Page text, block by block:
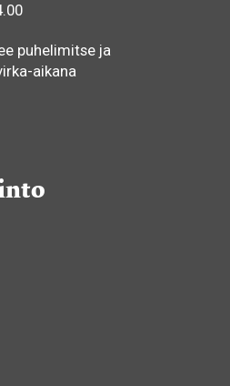
puhelimitse ja
aikana